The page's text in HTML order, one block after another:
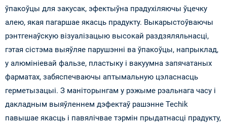
ўпакоўцы для закусак, эфектыўна прадухіляючы ўцечку
алею, якая пагаршае якасць прадукту. Выкарыстоўваючы
рэнтгенаўскую візуалізацыю высокай раздзяляльнасці,
гэтая сістэма выяўляе парушэнні ва ўпакоўцы, напрыклад,
у алюмініевай фальзе, пластыку і вакуумна запячатаных
фарматах, забяспечваючы аптымальную цэласнасць
герметызацыі. З маніторынгам у рэжыме рэальнага часу і
дакладным выяўленнем дэфектаў рашэнне Techik
павышае якасць і павялічвае тэрмін прыдатнасці прадукту,